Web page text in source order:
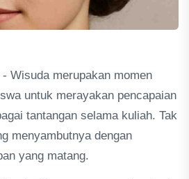
Wisuda merupakan momen
untuk merayakan pencapaian
tantangan selama kuliah. Tak
menyambutnya dengan
yang matang.